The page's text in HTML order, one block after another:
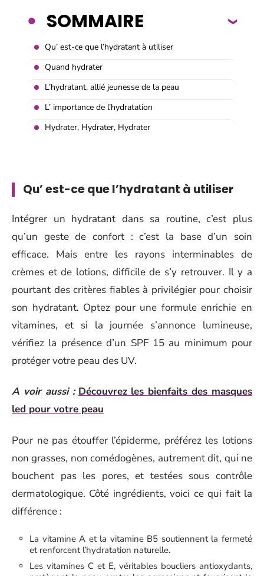
SOMMAIRE
Qu’ est-ce que l’hydratant à utiliser
Quand hydrater
L’hydratant, allié jeunesse de la peau
L’ importance de l’hydratation
Hydrater, Hydrater, Hydrater
Qu’ est-ce que l’hydratant à utiliser
Intégrer un hydratant dans sa routine, c’est plus
qu’un geste de confort : c’est la base d’un soin
efficace. Mais entre les rayons interminables de
crèmes et de lotions, difficile de s’y retrouver. Il y a
pourtant des critères fiables à privilégier pour choisir
son hydratant. Optez pour une formule enrichie en
vitamines, et si la journée s’annonce lumineuse,
vérifiez la présence d’un SPF 15 au minimum pour
protéger votre peau des UV.
A voir aussi : Découvrez les bienfaits des masques
led pour votre peau
Pour ne pas étouffer l’épiderme, préférez les lotions
non grasses, non comédogènes, autrement dit, qui ne
bouchent pas les pores, et testées sous contrôle
dermatologique. Côté ingrédients, voici ce qui fait la
différence :
La vitamine A et la vitamine B5 soutiennent la fermeté
et renforcent l’hydratation naturelle.
Les vitamines C et E, véritables boucliers antioxydants,